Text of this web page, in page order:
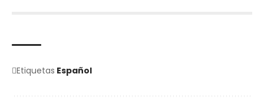
Etiquetas Español